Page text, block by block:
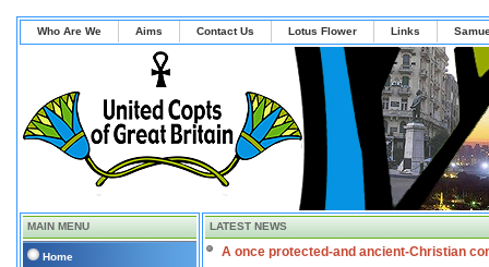
Who Are We Aims Contact Us Lotus Flower Links
MAIN MENU
Home
LATEST NEWS
A once protected-and ancient-Christian